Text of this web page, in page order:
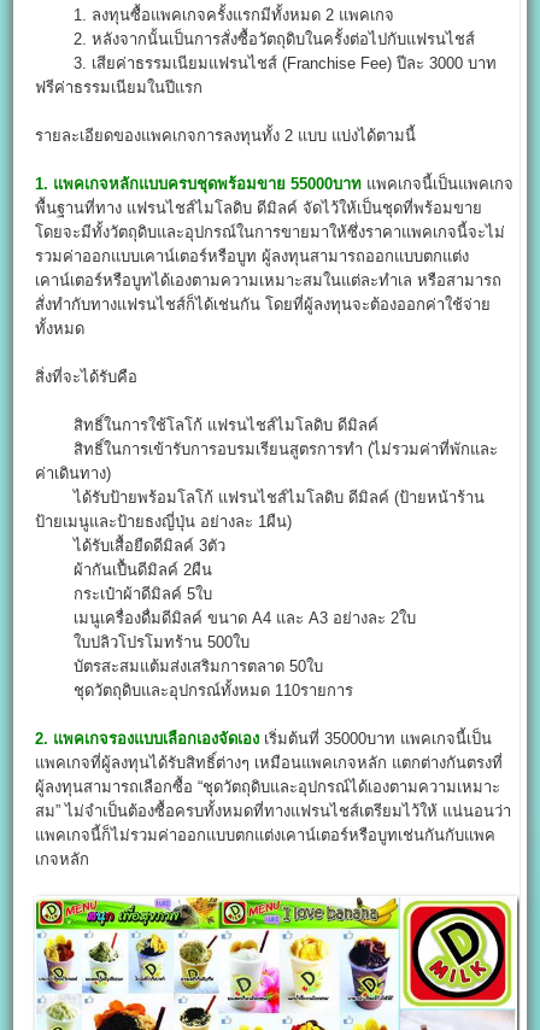
1. ลงทุนซื้อแพคเกจครั้งแรกมีทั้งหมด 2 แพคเกจ
2. หลังจากนั้นเป็นการสั่งซื้อวัตถุดิบในครั้งต่อไปกับแฟรนไชส์
3. เสียค่าธรรมเนียมแฟรนไชส์ (Franchise Fee) ปีละ 3000 บาท
ฟรีค่าธรรมเนียมในปีแรก
รายละเอียดของแพคเกจการลงทุนทั้ง 2 แบบ แบ่งได้ตามนี้
1. แพคเกจหลักแบบครบชุดพร้อมขาย 55000บาท แพคเกจนี้เป็นแพคเกจ
พื้นฐานที่ทาง แฟรนไชส์ไมโลดิบ ดีมิลค์ จัดไว้ให้เป็นชุดที่พร้อมขาย
โดยจะมีทั้งวัตถุดิบและอุปกรณ์ในการขายมาให้ซึ่งราคาแพคเกจนี้จะไม่
รวมค่าออกแบบเคาน์เตอร์หรือบูท ผู้ลงทุนสามารถออกแบบตกแต่ง
เคาน์เตอร์หรือบูทได้เองตามความเหมาะสมในแต่ละทำเล หรือสามารถ
สั่งทำกับทางแฟรนไชส์ก็ได้เช่นกัน โดยที่ผู้ลงทุนจะต้องออกค่าใช้จ่าย
ทั้งหมด
สิ่งที่จะได้รับคือ
สิทธิ์ในการใช้โลโก้ แฟรนไชส์ไมโลดิบ ดีมิลค์
สิทธิ์ในการเข้ารับการอบรมเรียนสูตรการทำ (ไม่รวมค่าที่พักและ
ค่าเดินทาง)
ได้รับป้ายพร้อมโลโก้ แฟรนไชส์ไมโลดิบ ดีมิลค์ (ป้ายหน้าร้าน
ป้ายเมนูและป้ายธงญี่ปุ่น อย่างละ 1ผืน)
ได้รับเสื้อยืดดีมิลค์ 3ตัว
ผ้ากันเปื้นดีมิลค์ 2ผืน
กระเป๋าผ้าดีมิลค์ 5ใบ
เมนูเครื่องดื่มดีมิลค์ ขนาด A4 และ A3 อย่างละ 2ใบ
ใบปลิวโปรโมทร้าน 500ใบ
บัตรสะสมแต้มส่งเสริมการตลาด 50ใบ
ชุดวัตถุดิบและอุปกรณ์ทั้งหมด 110รายการ
2. แพคเกจรองแบบเลือกเองจัดเอง เริ่มต้นที่ 35000บาท แพคเกจนี้เป็น
แพคเกจที่ผู้ลงทุนได้รับสิทธิ์ต่างๆ เหมือนแพคเกจหลัก แตกต่างกันตรงที่
ผู้ลงทุนสามารถเลือกซื้อ “ชุดวัตถุดิบและอุปกรณ์ได้เองตามความเหมาะ
สม” ไม่จำเป็นต้องซื้อครบทั้งหมดที่ทางแฟรนไชส์เตรียมไว้ให้ แน่นอนว่า
แพคเกจนี้ก็ไม่รวมค่าออกแบบตกแต่งเคาน์เตอร์หรือบูทเช่นกันกับแพค
เกจหลัก